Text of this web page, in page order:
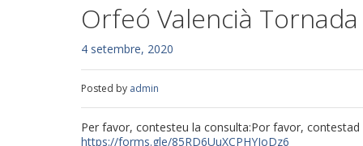
Orfeó Valencià
4 setembre, 2020
Posted by admin
Per favor, contesteu la consulta:Por favor, contestad
https://forms.gle/85RD6UuXCPHYJoDz6